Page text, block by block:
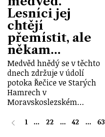
Lesníci jej
chtějí
přemístit, ale
někam…
Medvěd hnědý se v těchto
dnech zdržuje v údolí
potoka Řečice ve Starých
Hamrech v
Moravskoslezském…
1 ... 22 ... 42 ... 63